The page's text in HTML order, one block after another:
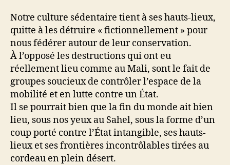
Notre culture sédentaire tient à ses hauts-lieux,
quitte à les détruire « fictionnellement » pour
nous fédérer autour de leur conservation.
À l’opposé les destructions qui ont eu
réellement lieu comme au Mali, sont le fait de
groupes soucieux de contrôler l’espace de la
mobilité et en lutte contre un État.
Il se pourrait bien que la fin du monde ait bien
lieu, sous nos yeux au Sahel, sous la forme d’un
coup porté contre l’État intangible, ses hauts-
lieux et ses frontières incontrôlables tirées au
cordeau en plein désert.